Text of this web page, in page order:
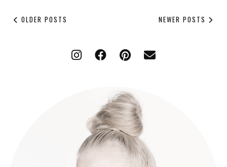
OLDER POSTS NEWER POSTS